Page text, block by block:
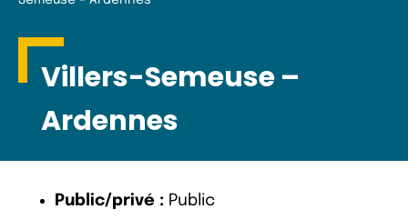
Villers-Semeuse –
Ardennes
Public/privé : Public